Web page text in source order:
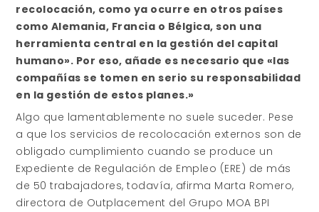
recolocación, como ya ocurre en otros países
como Alemania, Francia o Bélgica, son una
herramienta central en la gestión del capital
humano». Por eso, añade es necesario que «las
compañías se tomen en serio su responsabilidad
en la gestión de estos planes.»
Algo que lamentablemente no suele suceder. Pese
a que los servicios de recolocación externos son de
obligado cumplimiento cuando se produce un
Expediente de Regulación de Empleo (ERE) de más
de 50 trabajadores, todavía, afirma Marta Romero,
directora de Outplacement del Grupo MOA BPI